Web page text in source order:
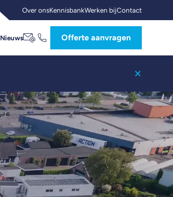
Over onsKennisbankWerken bijContact
Nieuws Offerte aanvragen